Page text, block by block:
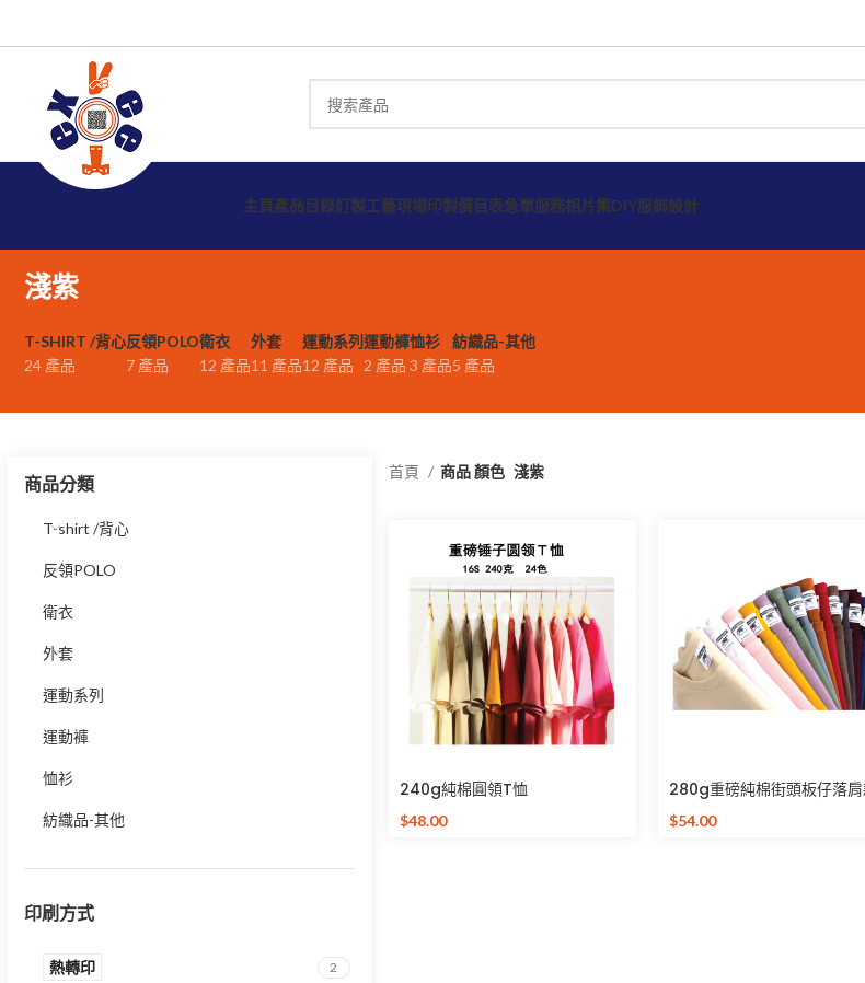
主頁產品目錄訂製工藝現場印製價目表急單服務相片集DIY服飾設計
淺紫
T-SHIRT /背心
24 產品
反領POLO
7 產品
衛衣
12 產品
外套
11 產品
運動系列
12 產品
運動褲
2 產品
恤衫
3 產品
紡織品-其他
5 產品
商品分類
T-shirt /背心
反領POLO
衛衣
外套
運動系列
運動褲
恤衫
紡織品-其他
印刷方式
熱轉印 2
首頁 商品 顏色 淺紫
240g純棉圓領T恤
$48.00
280g重磅純棉街頭板仔落
(Unisex)
$54.00